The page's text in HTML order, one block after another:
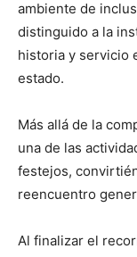
ambiente de
distinguido a la
historia y servicio
estado.
Más allá de la
una de las
festejos,
reencuentro
Al finalizar el